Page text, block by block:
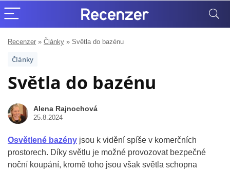
Recenzer » Články » Světla do bazénu
Články
Světla do bazénu
Alena Rajnochová
25.8.2024
Osvětlené bazény jsou k vidění spíše v komerčních
prostorech. Díky světlu je možné provozovat bezpečné
noční koupání, kromě toho jsou však světla schopna